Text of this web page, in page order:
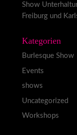
Show
Freiburg und
Kategorien
Burlesque Show
Events
shows
Uncategorized
Workshops